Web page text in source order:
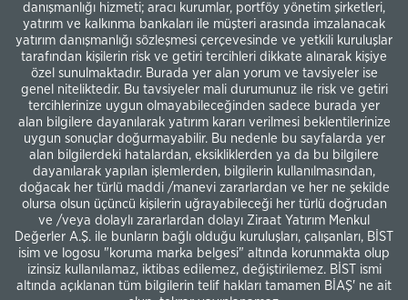
danışmanlığı hizmeti; aracı kurumlar, portföy yönetim şirketleri,
yatırım ve kalkınma bankaları ile müşteri arasında imzalanacak
yatırım danışmanlığı sözleşmesi çerçevesinde ve yetkili kuruluşlar
tarafından kişilerin risk ve getiri tercihleri dikkate alınarak kişiye
özel sunulmaktadır. Burada yer alan yorum ve tavsiyeler ise
genel niteliktedir. Bu tavsiyeler mali durumunuz ile risk ve getiri
tercihlerinize uygun olmayabileceğinden sadece burada yer
alan bilgilere dayanılarak yatırım kararı verilmesi beklentilerinize
uygun sonuçlar doğurmayabilir. Bu nedenle bu sayfalarda yer
alan bilgilerdeki hatalardan, eksikliklerden ya da bu bilgilere
dayanılarak yapılan işlemlerden, bilgilerin kullanılmasından,
doğacak her türlü maddi /manevi zararlardan ve her ne şekilde
olursa olsun üçüncü kişilerin uğrayabileceği her türlü doğrudan
ve /veya dolaylı zararlardan dolayı Ziraat Yatırım Menkul
Değerler A.Ş. ile bunların bağlı olduğu kuruluşları, çalışanları, BİST
isim ve logosu "koruma marka belgesi" altında korunmakta olup
izinsiz kullanılamaz, iktibas edilemez, değiştirilemez. BİST ismi
altında açıklanan tüm bilgilerin telif hakları tamamen BİAŞ' ne ait